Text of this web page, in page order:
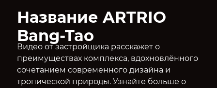
Название ARTRIO
Bang-Tao
Видео от застройщика расскажет о
преимуществах комплекса, вдохновлённого
сочетанием современного дизайна и
тропической природы. Узнайте больше о